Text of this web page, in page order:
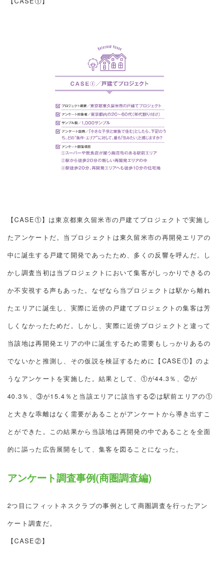
【CASE①】は東京都東久留米市の戸建てプロジェクトで実施し
たアンケートだ。当プロジェクトは東久留米市の再開発エリアの
中に誕生する戸建て開発であったため、多くの反響を呼んだ。し
かし調査当初は当プロジェクトにおいて集客がしっかりできるの
か不安視する声もあった。なぜなら当プロジェクトは駅から離れ
たエリアに誕生し、実際に近傍の戸建てプロジェクトの集客は芳
しくなかったためだ。しかし、実際に近傍プロジェクトと違って
当該地は再開発エリアの中に誕生するため需要もしっかりあるの
でないかと推測し、その仮説を検証するために【CASE①】のよ
うなアンケートを実施した。結果として、①が44.3％、②が
40.3％、③が15.4％と当該エリアに該当する②は駅前エリアの①
と大きな乖離はなく需要があることがアンケートから導き出すこ
とができた。この結果から当該地は再開発の中であることを全面
的に謳った広告展開をして、集客を図ることになった。
アンケート調査事例(商圏調査編)
2つ目にフィットネスクラブの事例として商圏調査を行ったアン
ケート調査だ。
【CASE②】